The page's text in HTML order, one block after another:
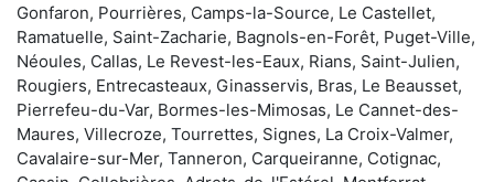
Gonfaron, Pourrières, Camps-la-Source, Le Castellet,
Ramatuelle, Saint-Zacharie, Bagnols-en-Forêt, Puget-Ville,
Néoules, Callas, Le Revest-les-Eaux, Rians, Saint-Julien,
Rougiers, Entrecasteaux, Ginasservis, Bras, Le Beausset,
Pierrefeu-du-Var, Bormes-les-Mimosas, Le Cannet-des-
Maures, Villecroze, Tourrettes, Signes, La Croix-Valmer,
Cavalaire-sur-Mer, Tanneron, Carqueiranne, Cotignac,